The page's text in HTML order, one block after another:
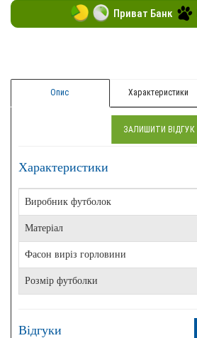
Приват Банк
ЗАЛИШИТИ ВІДГУК
Опис Характеристики
Характеристики
Виробник футболок
Матеріал
Фасон виріз горловини
Розмір футболки
Відгуки